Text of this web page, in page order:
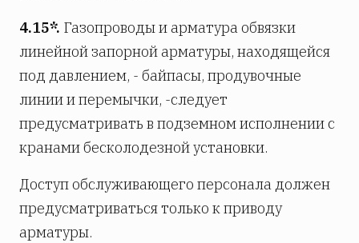
4.15*. Газопроводы и арматура обвязки
линейной запорной арматуры, находящейся
под давлением, - байпасы, продувочные
линии и перемычки, -следует
предусматривать в подземном исполнении с
кранами бесколодезной установки.
Доступ обслуживающего персонала должен
предусматриваться только к приводу
арматуры.